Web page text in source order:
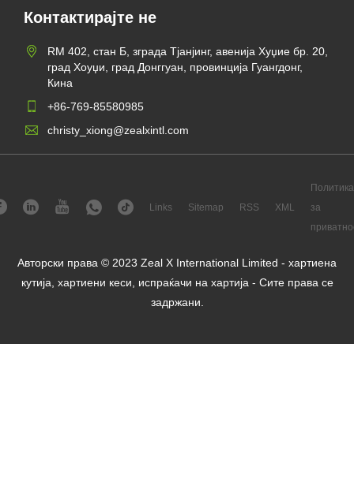
Контактирајте не
RM 402, стан Б, зграда Тјанјинг, авенија Хуџие бр. 20,
град Хоуџи, град Донггуан, провинција Гуангдонг,
Кина
+86-769-85580985
christy_xiong@zealxintl.com
Links Sitemap RSS XML
Политика
за
Авторски права © 2023 Zeal X International Limited - хартиена
кутија, хартиени кеси, испраќачи на хартија - Сите права се
задржани.